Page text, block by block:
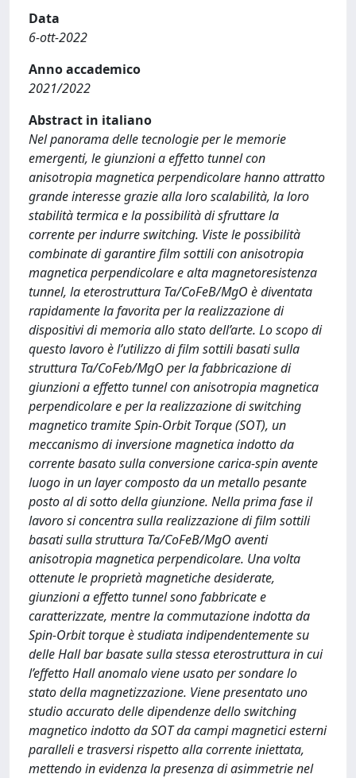
Data
6-ott-2022
Anno accademico
2021/2022
Abstract in italiano
Nel panorama delle tecnologie per le memorie
emergenti, le giunzioni a effetto tunnel con
anisotropia magnetica perpendicolare hanno attratto
grande interesse grazie alla loro scalabilità, la loro
stabilità termica e la possibilità di sfruttare la
corrente per indurre switching. Viste le possibilità
combinate di garantire film sottili con anisotropia
magnetica perpendicolare e alta magnetoresistenza
tunnel, la eterostruttura Ta/CoFeB/MgO è diventata
rapidamente la favorita per la realizzazione di
dispositivi di memoria allo stato dell’arte. Lo scopo di
questo lavoro è l’utilizzo di film sottili basati sulla
struttura Ta/CoFeb/MgO per la fabbricazione di
giunzioni a effetto tunnel con anisotropia magnetica
perpendicolare e per la realizzazione di switching
magnetico tramite Spin-Orbit Torque (SOT), un
meccanismo di inversione magnetica indotto da
corrente basato sulla conversione carica-spin avente
luogo in un layer composto da un metallo pesante
posto al di sotto della giunzione. Nella prima fase il
lavoro si concentra sulla realizzazione di film sottili
basati sulla struttura Ta/CoFeB/MgO aventi
anisotropia magnetica perpendicolare. Una volta
ottenute le proprietà magnetiche desiderate,
giunzioni a effetto tunnel sono fabbricate e
caratterizzate, mentre la commutazione indotta da
Spin-Orbit torque è studiata indipendentemente su
delle Hall bar basate sulla stessa eterostruttura in cui
l’effetto Hall anomalo viene usato per sondare lo
stato della magnetizzazione. Viene presentato uno
studio accurato delle dipendenze dello switching
magnetico indotto da SOT da campi magnetici esterni
paralleli e trasversi rispetto alla corrente iniettata,
mettendo in evidenza la presenza di asimmetrie nel